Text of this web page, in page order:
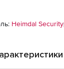
Heimdal Security